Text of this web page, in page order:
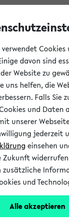
verwendet
davon sind
Website zu
uns helfen, die
Falls Sie
und Daten
unserer
jederzeit
einsehen
Zukunft
zusätzliche
und
Alle akzeptieren